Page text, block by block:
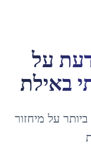
על
באילת
על מיחזור